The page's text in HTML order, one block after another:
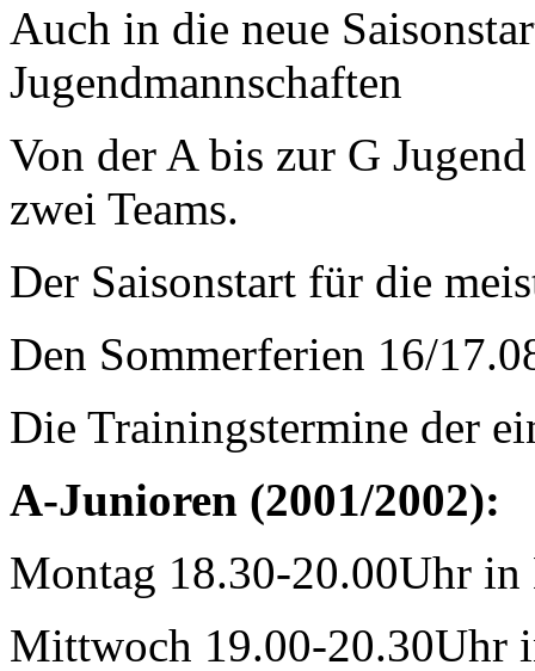
Auch in die neue
Jugendmannschaften
Von der A bis zur G
zwei Teams.
Der Saisonstart für die
Den Sommerferien 16/
Die Trainingstermine der
A-Junioren (2001/2002):
Montag 18.30-20.00Uhr in
Mittwoch 19.00-20.30Uhr